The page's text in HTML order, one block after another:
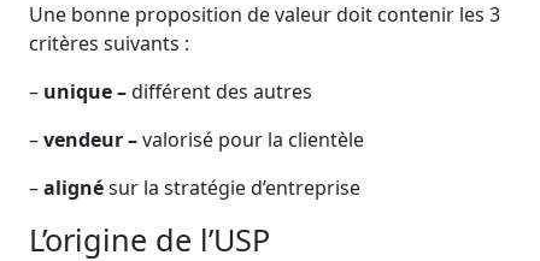
Une bonne proposition de valeur doit contenir les 3
critères suivants :
– unique –différent des autres
–vendeur –valorisé pour la clientèle
–alignésur la stratégie d’entreprise
L’origine de l’USP